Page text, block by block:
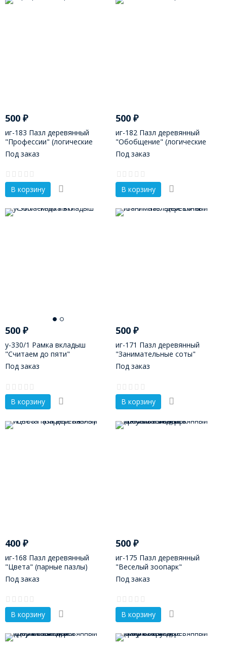
500 ₽
иг-183 Пазл деревянный
"Профессии" (логические
цепочки)
Под заказ
В корзину
500₽
иг-182 Пазл деревянный
"Обобщение" (логические
цепочки)
Под заказ
В корзину
500 ₽
у-330/1 Рамка вкладыш
"Считаем до пяти"
Под заказ
В корзину
500₽
иг-171 Пазл деревянный
"Занимательные соты"
Под заказ
В корзину
400 ₽
иг-168 Пазл деревянный
"Цвета" (парные пазлы)
Под заказ
В корзину
500₽
иг-175 Пазл деревянный
"Веселый зоопарк"
(Занимательные
треугольники)
Под заказ
В корзину